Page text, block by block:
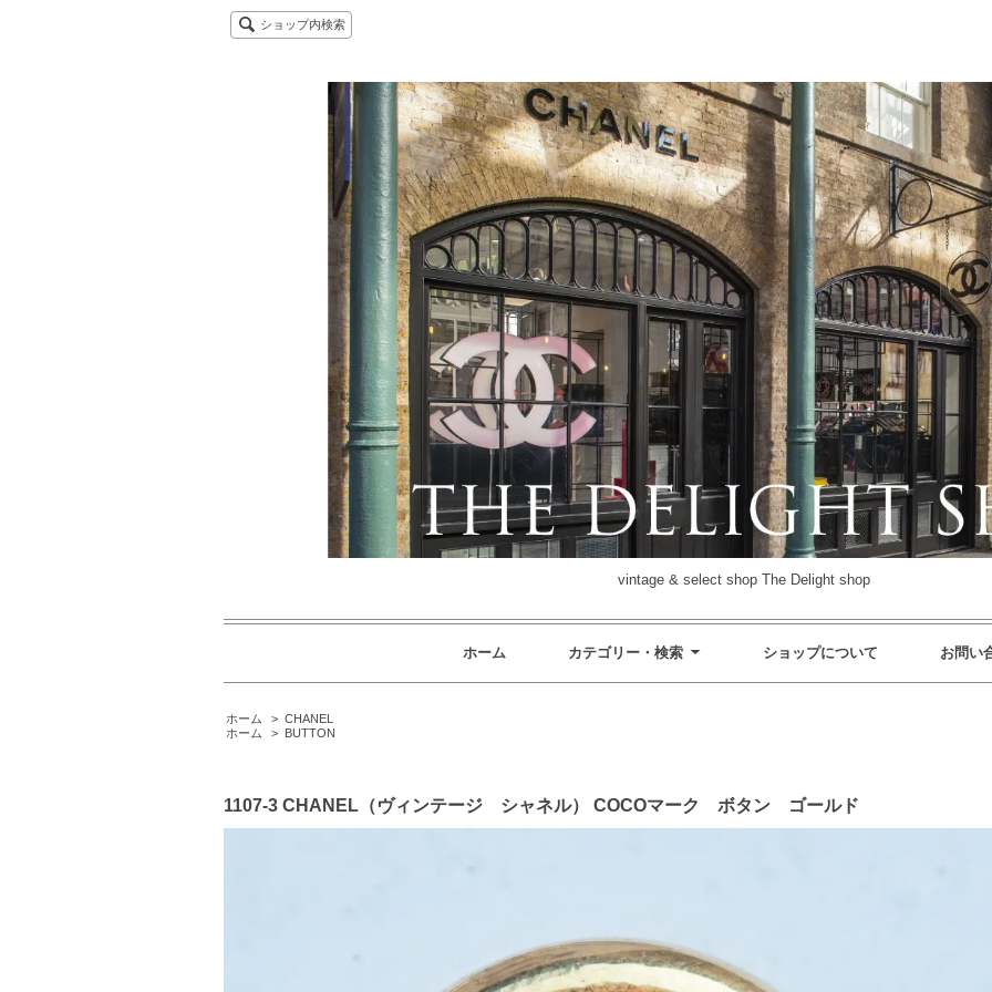
ショップ内検索
vintage & select shop The Delight shop
ホーム カテゴリー・検索 ショップについて お問い
ホーム > CHANEL
ホーム
> BUTTON
1107-3 CHANEL（ヴィンテージ シャネル） COCOマーク ボタン ゴールド